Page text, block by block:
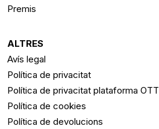
Premis
ALTRES
Avís legal
Política de privacitat
Política de privacitat plataforma OTT
Política de cookies
Política de devolucions